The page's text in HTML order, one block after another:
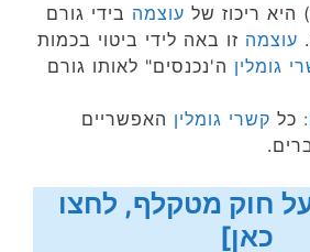
עוצמה בידי גורם
עוצמה זו באה לידי ביטוי בכמות
גומלין ה'נכנסים" לאותו גורם
כל קשרי גומלין האפשריים
חוק מטקלף, לחצו
כאן]